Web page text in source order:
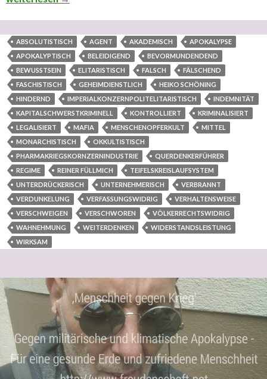
ABSOLUTISTISCH AGENT AKADEMISCH
APOKALYPSE
APOKALYPTISCH
BELEIDIGEND
BEVORMUNDENDEND
BEWUSSTSEIN
ELITARISTISCH FALSCH
FÄLSCHEND
FASCHISTISCH
GEHEIMDIENSTLICH
HEIKO SCHÖNING
HINDERND
IMPERIALKONZERNPOLITELITARISTISCH
INDEMNITÄT
KAPITALSCHWERSTKRIMINELL
KONTROLLIERT
KRIMINALISIERT
LEGALISIERT
MAFIA MENSCHENOPFERKULT
MITTEL
MONARCHISTISCH
OKKULTISTISCH
PHARMAKRIEGSKORNZERNINDUSTRIE
QUERDENKERFÜHRER
REGIME
REINER FÜLLMICH
TEIFELSKREISLAUFSYSTEM
UNTERDRÜCKERISCH
UNTERNEHMERISCH
VERBRANNT
VERDUNKELUNG
VERFASSUNGSWIDRIG
VERHALTENSWEISE
VERSCHWEIGEN
VERSCHWOREN
VÖLKERRECHTSWIDRIG
WAHNEHMUNG
WEITERDENKEN
WIDERSTANDSLEISTUNG
WIRKSAM